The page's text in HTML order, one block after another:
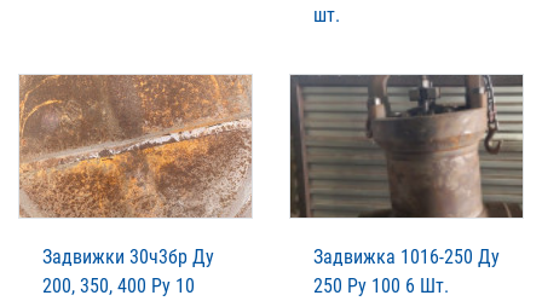
шт.
Задвижки 30ч3бр Ду
200, 350, 400 Ру 10
Задвижка 1016-250 Ду
250 Ру 100 6 Шт.